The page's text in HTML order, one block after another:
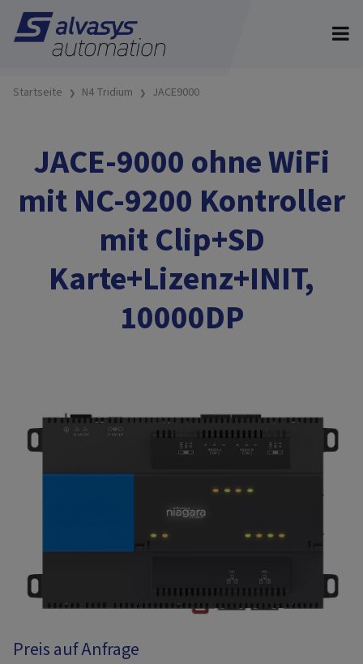
Startseite N4 Tridium JACE9000
JACE-9000 ohne WiFi
mit NC-9200 Kontroller
mit Clip+SD
Karte+Lizenz+INIT,
10000DP
Preis auf Anfrage